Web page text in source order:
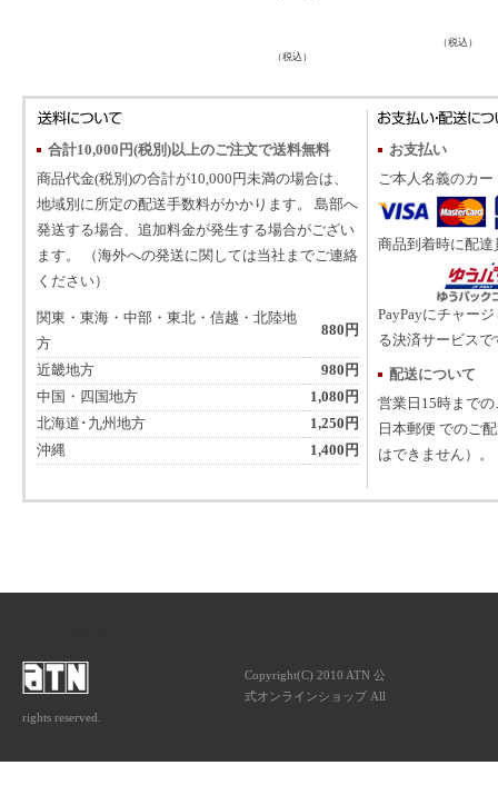
（税込）
（税込）
合計10,000円(税別)以上のご注文で送料無料
商品代金(税別)の合計が10,000円未満の場合は、
地域別に所定の配送手数料がかかります。 島部へ
発送する場合、追加料金が発生する場合がござい
ます。 （海外への発送に関しては当社までご連絡
ください）
関東・東海・中部・東北・信越・北陸地
方
880円
近畿地方
980円
中国・四国地方
1,080円
北海道･九州地方
1,250円
沖縄
1,400円
お支払い
ご本人名義のカ
商品到着時に配
PayPayにチャー
る決済サービスで
配送について
営業日15時まで
日本郵便 でのご
はできません）。
Copyright(C) 2010 ATN 公
式オンラインショップ All
rights reserved.